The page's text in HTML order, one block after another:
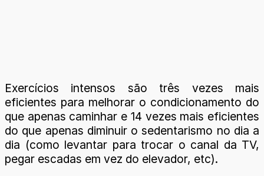
Exercícios intensos são três vezes mais
eficientes para melhorar o condicionamento do
que apenas caminhar e 14 vezes mais eficientes
do que apenas diminuir o sedentarismo no dia a
dia (como levantar para trocar o canal da TV,
pegar escadas em vez do elevador, etc).